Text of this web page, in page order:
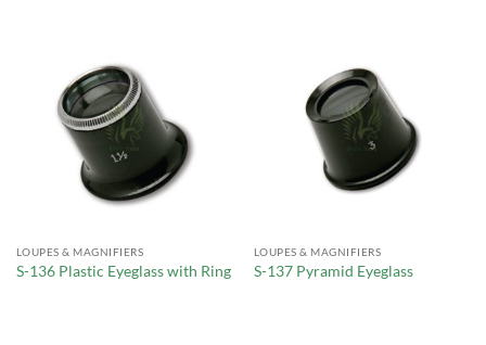
LOUPES & MAGNIFIERS
S-136 Plastic Eyeglass with Ring
LOUPES & MAGNIFIERS
S-137 Pyramid Eyeglass